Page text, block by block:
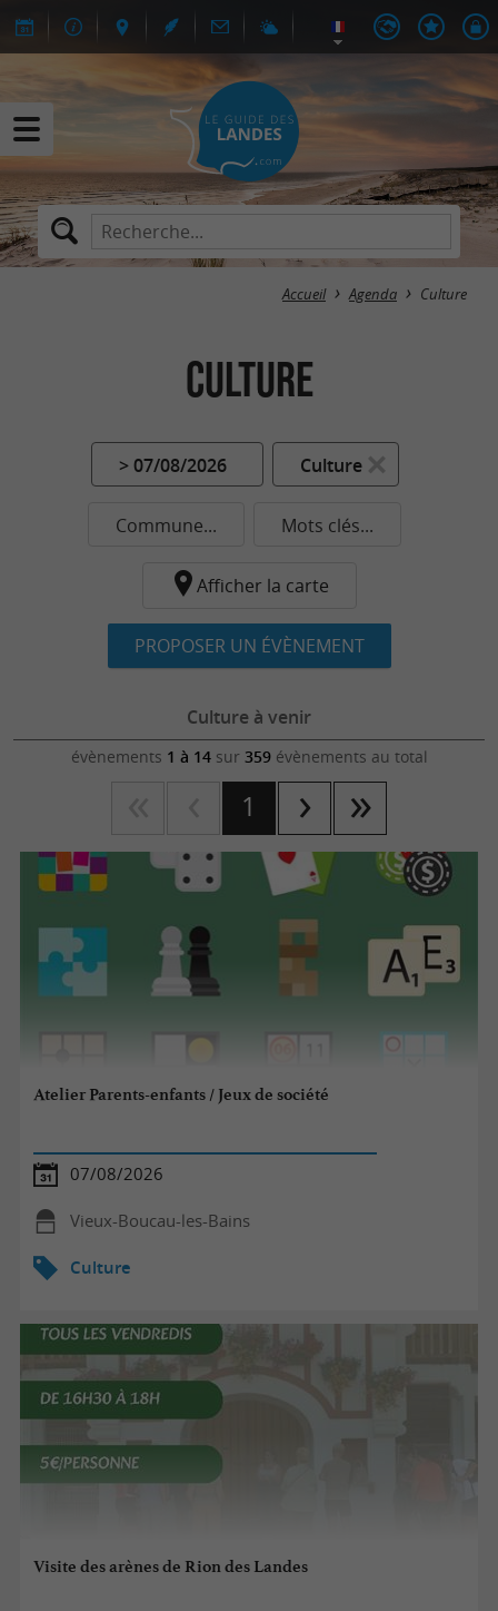
Accueil Agenda Culture
Culture
> 07/08/2026 Culture
Commune... Mots clés...
Afficher la carte
PROPOSER UN ÉVÈNEMENT
Culture à venir
évènements 1 à 14sur 359évènements au total
1
Atelier Parents-enfants / Jeux de société
07/08/2026
Vieux-Boucau-les-Bains
Culture
Visite des arènes de Rion des Landes